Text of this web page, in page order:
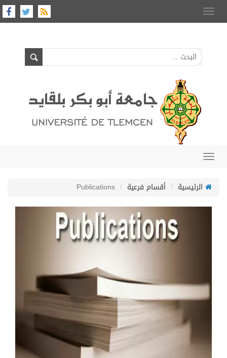
Toggle
navigation
Toggle
الرئيسية
أقسام فرعية Publications